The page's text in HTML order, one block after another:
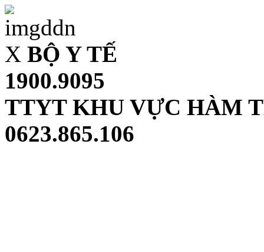
X BỘ Y TẾ
1900.9095
TTYT KHU VỰC HÀM
0623.865.106